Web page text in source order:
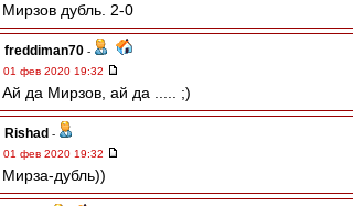
Мирзов дубль. 2-0
freddiman70 -
01 фев 2020 19:32
Ай да Мирзов, ай да ..... ;)
Rishad -
01 фев 2020 19:32
Мирза-дубль))